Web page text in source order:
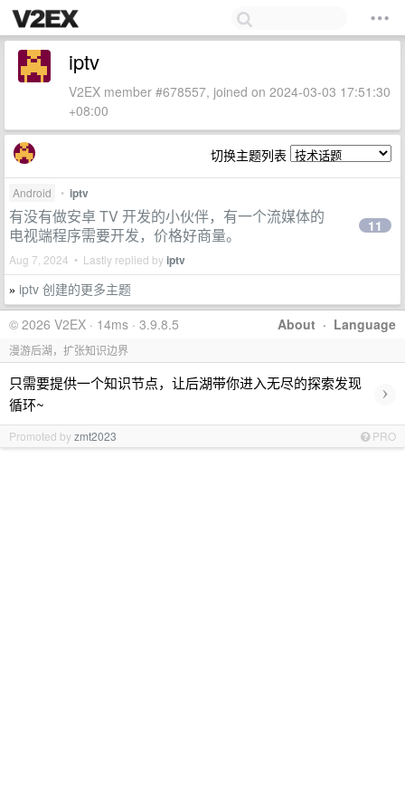
iptv
V2EX member #678557, joined on 2024-03-03 17:51:30
+08:00
切换主题列表
Android • iptv
有没有做安卓 TV 开发的小伙伴，有一个流媒体的
电视端程序需要开发，价格好商量。
Aug 7, 2024 • Lastly replied byiptv
11
» iptv 创建的更多主题
About · Language
© 2026 V2EX · 14ms · 3.9.8.5
漫游后湖，扩张知识边界
只需要提供一个知识节点，让后湖带你进入无尽的探索发现
循环~
›
Promoted byzmt2023 PRO